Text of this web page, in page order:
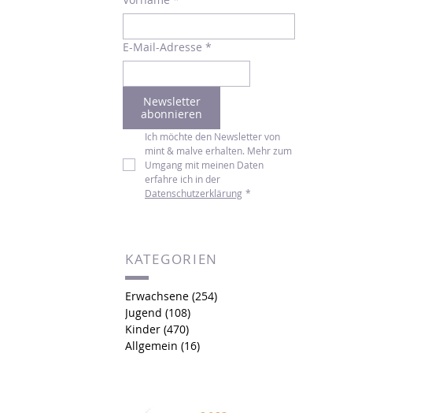
E-Mail-Adresse *
Newsletter
abonnieren
Ich möchte den Newsletter von
mint & malve erhalten. Mehr zum
Umgang mit meinen Daten
Datenschutzerklärung *
KATEGORIEN
Erwachsene (254)
Jugend (108)
Kinder (470)
Allgemein (16)